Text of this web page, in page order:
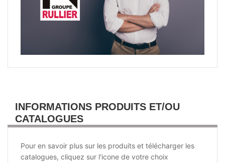
INFORMATIONS PRODUITS ET/OU
CATALOGUES
Pour en savoir plus sur les produits et télécharger les
catalogues, cliquez sur l'icone de votre choix